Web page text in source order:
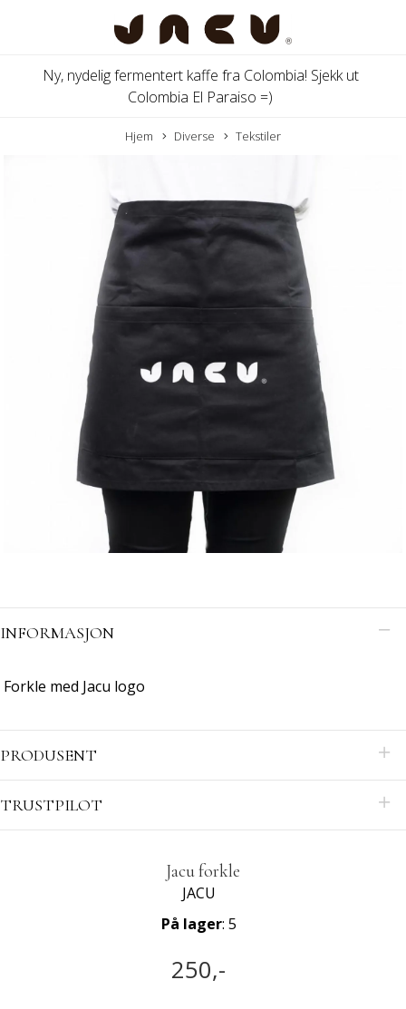
Ny, nydelig fermentert kaffe fra Colombia! Sjekk ut
Colombia El Paraiso =)
Hjem Diverse Tekstiler
INFORMASJON
Forkle med Jacu logo
PRODUSENT
TRUSTPILOT
Jacu forkle
JACU
På lager: 5
250,-